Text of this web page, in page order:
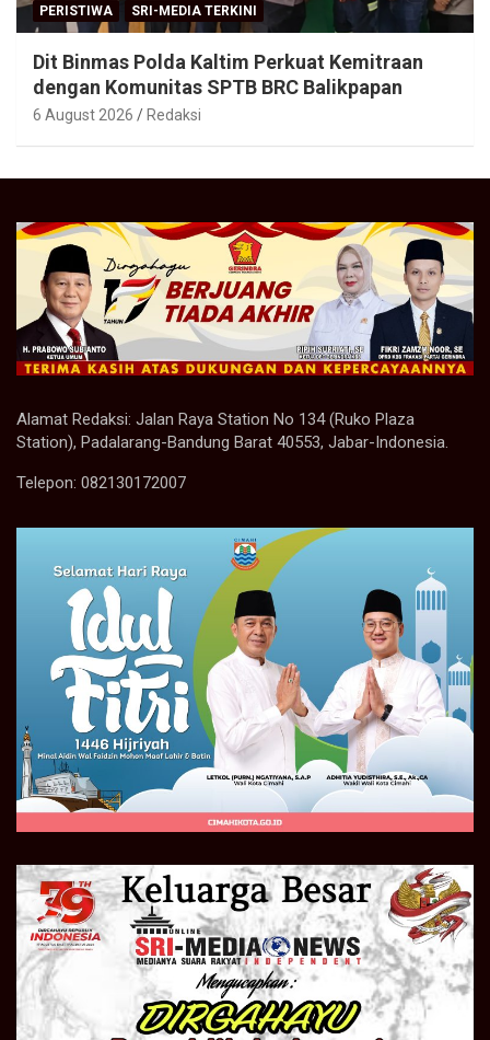
PERISTIWA SRI-MEDIA TERKINI
Dit Binmas Polda Kaltim Perkuat Kemitraan
dengan Komunitas SPTB BRC Balikpapan
6 August 2026 Redaksi
Alamat Redaksi: Jalan Raya Station No 134 (Ruko Plaza
Station), Padalarang-Bandung Barat 40553, Jabar-Indonesia.
Telepon: 082130172007